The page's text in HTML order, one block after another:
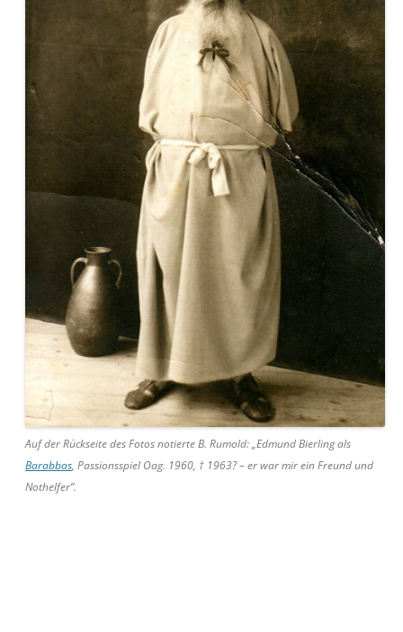
Auf der Rückseite des Fotos notierte B. Rumold: „Edmund Bierling als
Barabbas, Passionsspiel Oag. 1960, † 1963? – er war mir ein Freund und
Nothelfer“.